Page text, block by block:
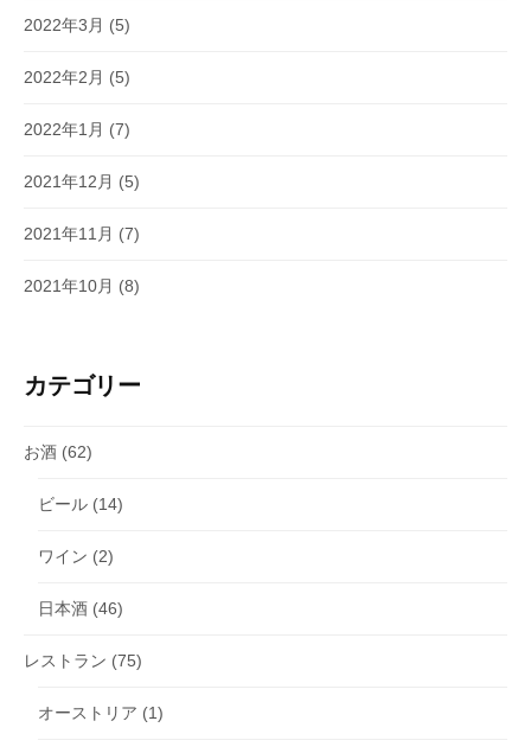
2022年3月 (5)
2022年2月 (5)
2022年1月 (7)
2021年12月 (5)
2021年11月 (7)
2021年10月 (8)
カテゴリー
お酒 (62)
ビール (14)
ワイン (2)
日本酒 (46)
レストラン (75)
オーストリア (1)